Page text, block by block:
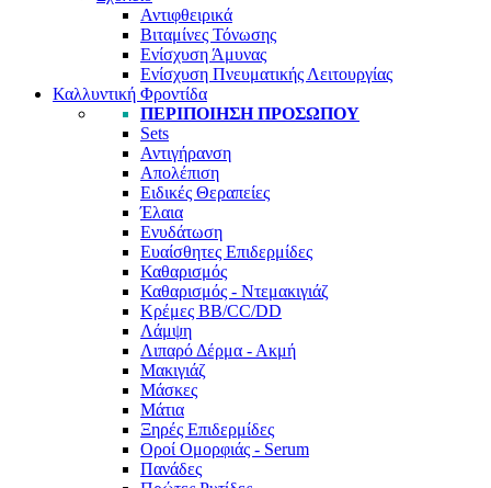
Αντιφθειρικά
Βιταμίνες Τόνωσης
Ενίσχυση Άμυνας
Ενίσχυση Πνευματικής Λειτουργίας
Καλλυντική Φροντίδα
ΠΕΡΙΠΟΙΗΣΗ ΠΡΟΣΩΠΟΥ
Sets
Αντιγήρανση
Απολέπιση
Ειδικές Θεραπείες
Έλαια
Ενυδάτωση
Ευαίσθητες Επιδερμίδες
Καθαρισμός
Καθαρισμός - Ντεμακιγιάζ
Κρέμες BB/CC/DD
Λάμψη
Λιπαρό Δέρμα - Ακμή
Μακιγιάζ
Μάσκες
Μάτια
Ξηρές Επιδερμίδες
Οροί Ομορφιάς - Serum
Πανάδες